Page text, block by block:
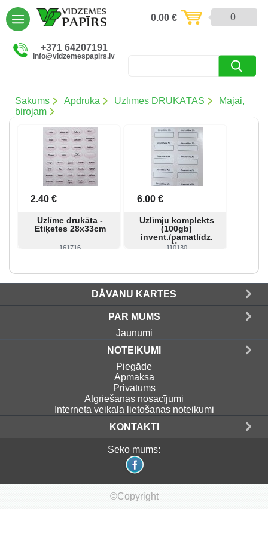
+371 64207191
info@vidzemespapirs.lv
0
0.00€
Sākums Apdruka Uzlīmes DRUKĀTAS
Mājai,
birojam
2.40 €
Uzlīme drukāta -
Etiķetes 28x33cm
161716
6.00 €
Uzlīmju komplekts
(100gb)
invent./pamatlīdz.
Nr.
110130
DĀVANU KARTES
PAR MUMS
Jaunumi
NOTEIKUMI
Piegāde
Apmaksa
Privātums
Atgriešanas nosacījumi
Interneta veikala lietošanas noteikumi
KONTAKTI
Seko mums:
©Copyright
AIZVĒRT
Atlaides (12)
Ielogoties
Reģistrēties